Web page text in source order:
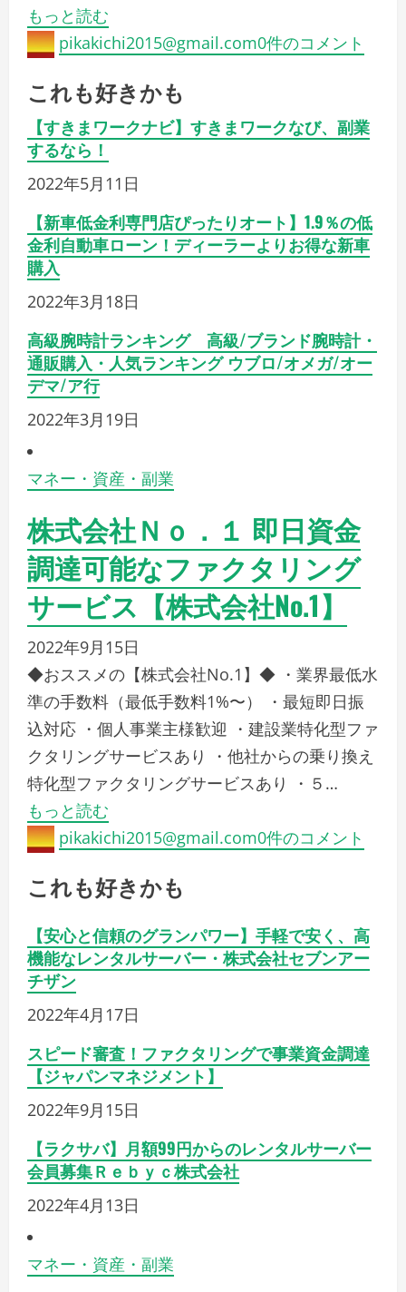
もっと読む
pikakichi2015@gmail.com0件のコメント
これも好きかも
【すきまワークナビ】すきまワークなび、副業
するなら！
2022年5月11日
【新車低金利専門店ぴったりオート】1.9％の低
金利自動車ローン！ディーラーよりお得な新車
購入
2022年3月18日
高級腕時計ランキング 高級/ブランド腕時計・
通販購入・人気ランキング ウブロ/オメガ/オー
デマ/ア行
2022年3月19日
マネー・資産・副業
株式会社Ｎｏ．１ 即日資金
調達可能なファクタリング
サービス【株式会社No.1】
2022年9月15日
◆おススメの【株式会社No.1】◆ ・業界最低水
準の手数料（最低手数料1%〜） ・最短即日振
込対応 ・個人事業主様歓迎 ・建設業特化型ファ
クタリングサービスあり ・他社からの乗り換え
特化型ファクタリングサービスあり ・５…
もっと読む
pikakichi2015@gmail.com0件のコメント
これも好きかも
【安心と信頼のグランパワー】手軽で安く、高
機能なレンタルサーバー・株式会社セブンアー
チザン
2022年4月17日
スピード審査！ファクタリングで事業資金調達
【ジャパンマネジメント】
2022年9月15日
【ラクサバ】月額99円からのレンタルサーバー
会員募集Ｒｅｂｙｃ株式会社
2022年4月13日
マネー・資産・副業